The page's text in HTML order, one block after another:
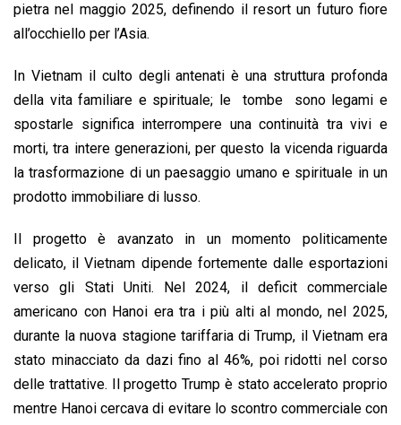
pietra nel maggio 2025, definendo il resort un futuro fiore
all’occhiello per l’Asia.
In Vietnam il culto degli antenati è una struttura profonda
della vita familiare e spirituale; le tombe sono legami e
spostarle significa interrompere una continuità tra vivi e
morti, tra intere generazioni, per questo la vicenda riguarda
la trasformazione di un paesaggio umano e spirituale in un
prodotto immobiliare di lusso.
Il progetto è avanzato in un momento politicamente
delicato, il Vietnam dipende fortemente dalle esportazioni
verso gli Stati Uniti. Nel 2024, il deficit commerciale
americano con Hanoi era tra i più alti al mondo, nel 2025,
durante la nuova stagione tariffaria di Trump, il Vietnam era
stato minacciato da dazi fino al 46%, poi ridotti nel corso
delle trattative. Il progetto Trump è stato accelerato proprio
mentre Hanoi cercava di evitare lo scontro commerciale con